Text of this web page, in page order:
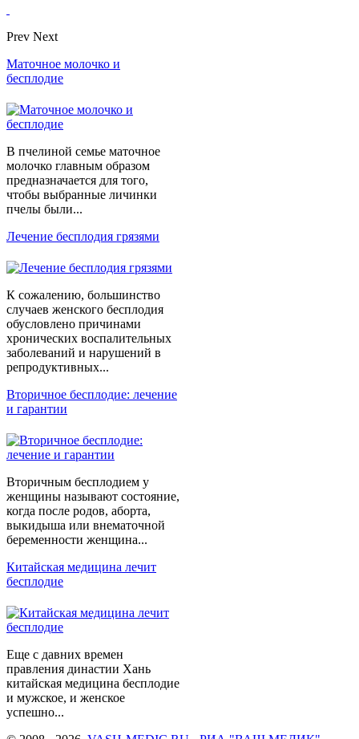
Prev Next
Маточное молочко и
бесплодие
В пчелиной семье маточное
молочко главным образом
предназначается для того,
чтобы выбранные личинки
пчелы были...
Лечение бесплодия грязями
К сожалению, большинство
случаев женского бесплодия
обусловлено причинами
хронических воспалительных
заболеваний и нарушений в
репродуктивных...
Вторичное бесплодие: лечение
и гарантии
Вторичным бесплодием у
женщины называют состояние,
когда после родов, аборта,
выкидыша или внематочной
беременности женщина...
Китайская медицина лечит
бесплодие
Еще с давних времен
правления династии Хань
китайская медицина бесплодие
и мужское, и женское
успешно...